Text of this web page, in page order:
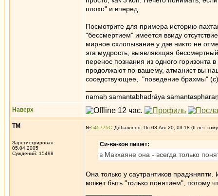
плохо" и вперед.
Посмотрите для примера историю
"бессмертием" имеется ввиду
мирное схлопывание у дэв никто не
эта мудрость, выявляющая бессмертный
перенос познания из одного горизонта
продолжают по-вашему, атманист вы
соседствующее, "поведение брахмы"
namaḥ samantabhadrāya
Наверх
ТМ
Зарегистрирован:
05.04.2005
Суждений: 15498
№545775 Добавлено: Пн 03 Авг 20, 03:18 (6 лет
Си-ва-кон пишет:
в Макхаяне она - всегда только
Она только у саутрантиков
может быть "только понятием", потому